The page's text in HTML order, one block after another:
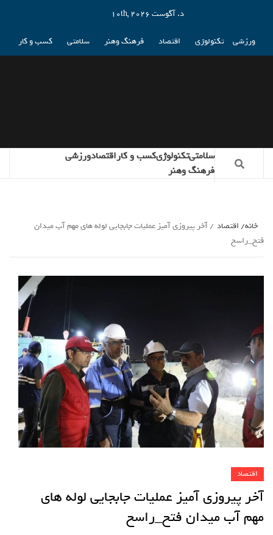
د. آگوست 10th, 2026
ورزشی تکنولوژی اقتصاد فرهنگ وهنر سلامتی کسب و کار
سلامتیتکنولوژیکسب و کاراقتصادورزشی
فرهنگ وهنر
خانه اقتصاد
آخر پیروزی آمیز عملیات جابجایی لوله های مهم آب میدان
فتح_راسخ
اقتصاد
آخر پیروزی آمیز عملیات جابجایی لوله های
مهم آب میدان فتح_راسخ